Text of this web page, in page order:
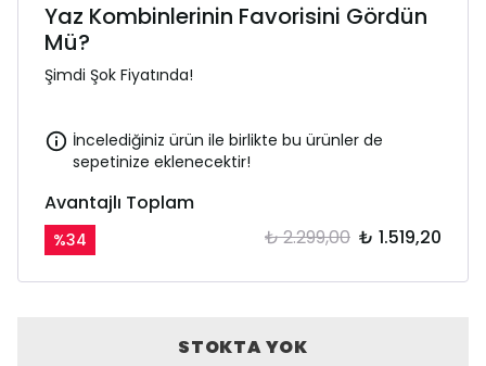
Yaz Kombinlerinin Favorisini Gördün
Mü?
Şimdi Şok Fiyatında!
İncelediğiniz ürün ile birlikte bu ürünler de
sepetinize eklenecektir!
Avantajlı Toplam
%34 ₺ 2.299,00 ₺ 1.519,20
STOKTA YOK